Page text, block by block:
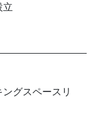
立
グスペースリ